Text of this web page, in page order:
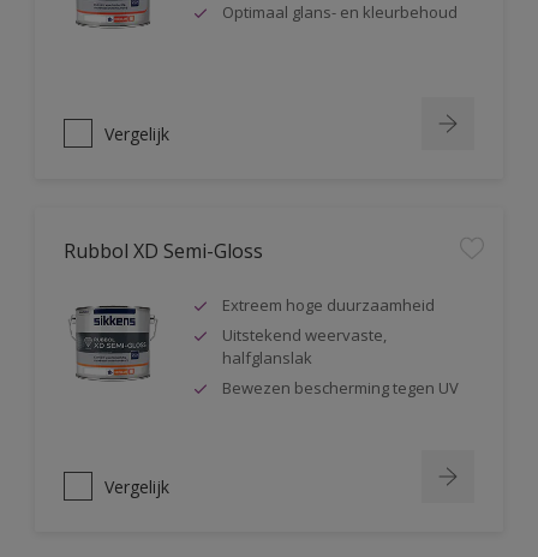
Optimaal glans- en kleurbehoud
Vergelijk
Rubbol XD Semi-Gloss
Extreem hoge duurzaamheid
Uitstekend weervaste,
halfglanslak
Bewezen bescherming tegen UV
Vergelijk